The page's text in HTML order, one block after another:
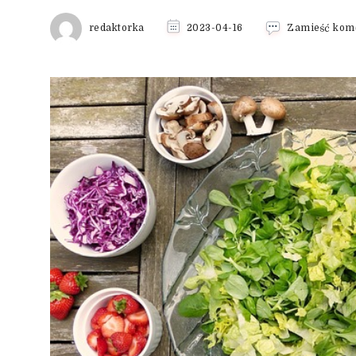
redaktorka 2023-04-16 Zamieść